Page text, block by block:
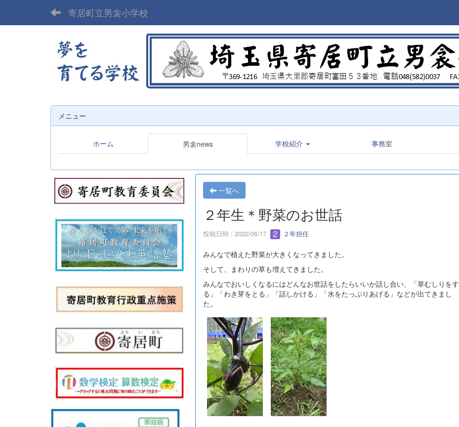
寄居町立男衾小学校
メニュー
ホーム 男衾news 学校紹介 事務室
一覧へ
２年生＊野菜のお世話
投稿日時 : 2022/06/17 ２年担任
みんなで植えた野菜が大きくなってきました。
そして、まわりの草も増えてきました。
みんなでおいしくなるにはどんなお世話をしたらいいか話し合い、「草むしりをす
る」「わき芽をとる」「話しかける」「水をたっぷりあげる」などが出てきまし
た。